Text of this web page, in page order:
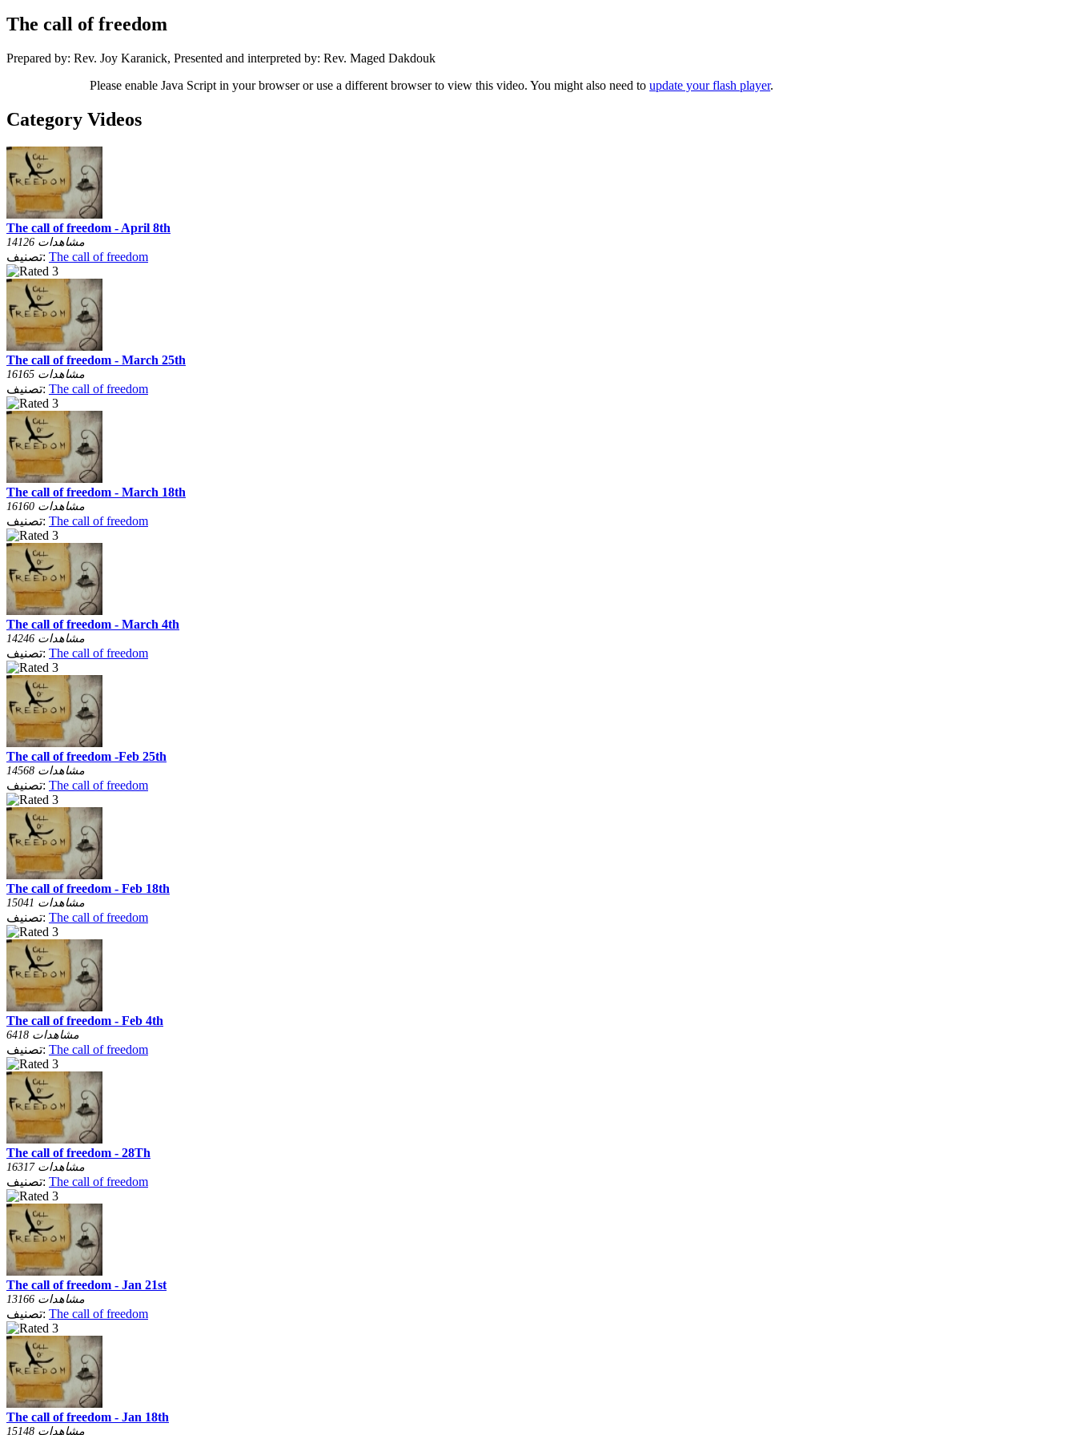
The call of freedom
Prepared by: Rev. Joy Karanick, Presented and interpreted by: Rev. Maged Dakdouk
Please enable Java Script in your browser or use a different browser to view this video. You might also need toupdate your flash player.
Category Videos
The call of freedom - April 8th
14126 مشاهدات
تصنيف: The call of freedom
The call of freedom - March 25th
16165 مشاهدات
تصنيف: The call of freedom
The call of freedom - March 18th
16160 مشاهدات
تصنيف: The call of freedom
The call of freedom - March 4th
14246 مشاهدات
تصنيف: The call of freedom
The call of freedom -Feb 25th
14568 مشاهدات
تصنيف: The call of freedom
The call of freedom - Feb 18th
15041 مشاهدات
تصنيف: The call of freedom
The call of freedom - Feb 4th
6418 مشاهدات
تصنيف: The call of freedom
The call of freedom - 28Th
16317 مشاهدات
تصنيف: The call of freedom
The call of freedom - Jan 21st
13166 مشاهدات
تصنيف: The call of freedom
The call of freedom - Jan 18th
15148 مشاهدات